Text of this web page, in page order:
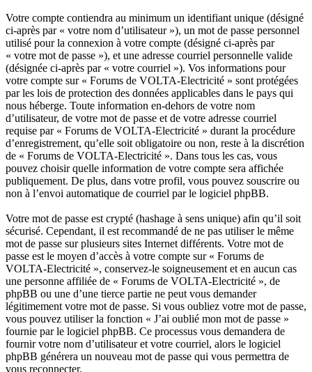
Votre compte contiendra au minimum un identifiant unique (désigné
ci-après par « votre nom d’utilisateur »), un mot de passe personnel
utilisé pour la connexion à votre compte (désigné ci-après par
« votre mot de passe »), et une adresse courriel personnelle valide
(désignée ci-après par « votre courriel »). Vos informations pour
votre compte sur « Forums de VOLTA-Electricité » sont protégées
par les lois de protection des données applicables dans le pays qui
nous héberge. Toute information en-dehors de votre nom
d’utilisateur, de votre mot de passe et de votre adresse courriel
requise par « Forums de VOLTA-Electricité » durant la procédure
d’enregistrement, qu’elle soit obligatoire ou non, reste à la discrétion
de « Forums de VOLTA-Electricité ». Dans tous les cas, vous
pouvez choisir quelle information de votre compte sera affichée
publiquement. De plus, dans votre profil, vous pouvez souscrire ou
non à l’envoi automatique de courriel par le logiciel phpBB.
Votre mot de passe est crypté (hashage à sens unique) afin qu’il soit
sécurisé. Cependant, il est recommandé de ne pas utiliser le même
mot de passe sur plusieurs sites Internet différents. Votre mot de
passe est le moyen d’accès à votre compte sur « Forums de
VOLTA-Electricité », conservez-le soigneusement et en aucun cas
une personne affiliée de « Forums de VOLTA-Electricité », de
phpBB ou une d’une tierce partie ne peut vous demander
légitimement votre mot de passe. Si vous oubliez votre mot de passe,
vous pouvez utiliser la fonction « J’ai oublié mon mot de passe »
fournie par le logiciel phpBB. Ce processus vous demandera de
fournir votre nom d’utilisateur et votre courriel, alors le logiciel
phpBB générera un nouveau mot de passe qui vous permettra de
vous reconnecter.